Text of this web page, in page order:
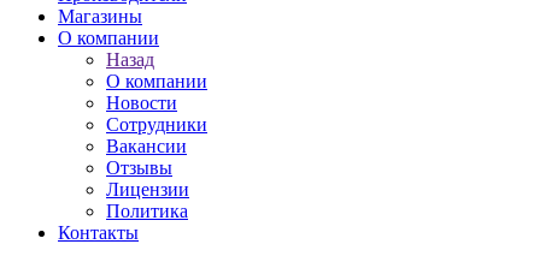
Магазины
О компании
Назад
О компании
Новости
Сотрудники
Вакансии
Отзывы
Лицензии
Политика
Контакты